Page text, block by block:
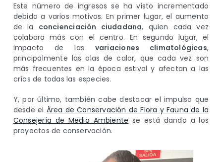
Este número de ingresos se ha visto incrementado
debido a varios motivos. En primer lugar, el aumento
de la concienciación ciudadana, quien cada vez
colabora más con el centro. En segundo lugar, el
impacto de las variaciones climatológicas,
principalmente las olas de calor, que cada vez son
más frecuentes en la época estival y afectan a las
crías de todas las especies.
Y, por último, también cabe destacar el impulso que
desde el Área de Conservación de Flora y Fauna de la
Consejería de Medio Ambiente se está dando a los
proyectos de conservación.